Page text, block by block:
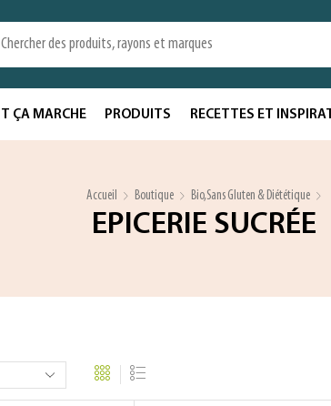
ÇA MARCHE PRODUITS RECETTES ET
Accueil Boutique Bio,sans Gluten & Diététique
EPICERIE SUCRÉE